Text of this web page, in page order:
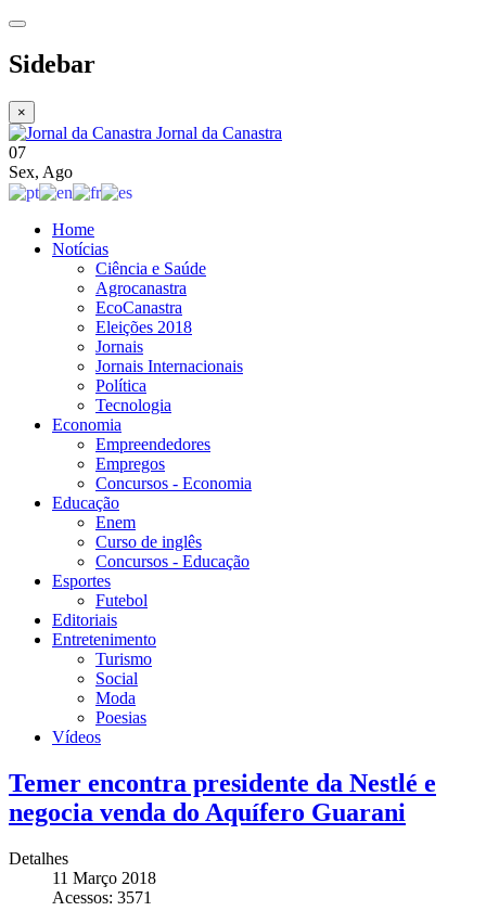
Sidebar
×
Jornal da Canastra
07
Sex, Ago
Home
Notícias
Ciência e Saúde
Agrocanastra
EcoCanastra
Eleições 2018
Jornais
Jornais Internacionais
Política
Tecnologia
Economia
Empreendedores
Empregos
Concursos - Economia
Educação
Enem
Curso de inglês
Concursos - Educação
Esportes
Futebol
Editoriais
Entretenimento
Turismo
Social
Moda
Poesias
Vídeos
Temer encontra presidente da Nestlé e
negocia venda do Aquífero Guarani
Detalhes
11 Março 2018
Acessos: 3571